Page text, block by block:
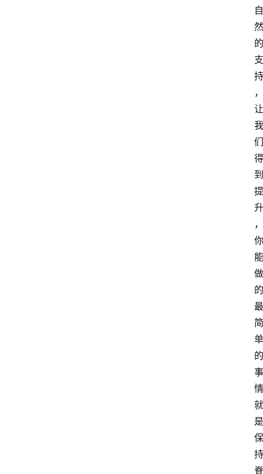
自
然
的
支
持
，
让
我
们
得
到
提
升
，
你
能
做
的
最
简
单
的
事
情
就
是
保
持
脊